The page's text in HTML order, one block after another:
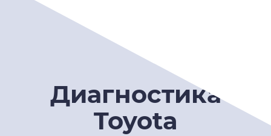
Диагностика
Toyota